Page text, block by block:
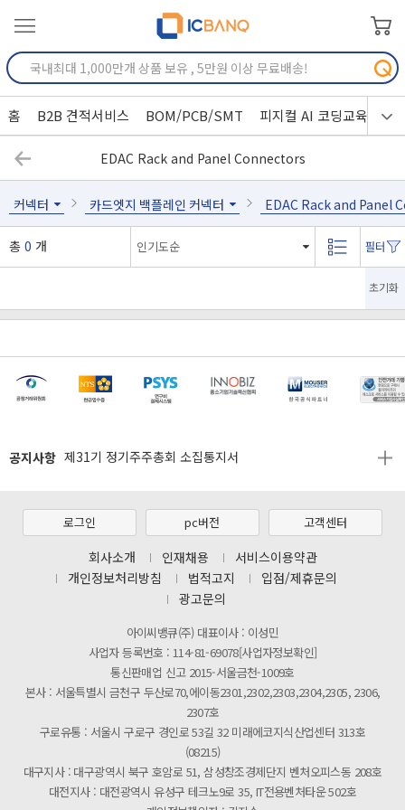
홈 B2B 견적서비스 BOM/PCB/SMT 피지컬 AI 코딩교육
EDAC Rack and Panel Connectors
커넥터 카드엣지 백플레인 커넥터 EDAC Rack and Panel
총 0 개
초기화
공지사항
[마일리지 적립 및 사용 정책 개편 안내]
제31기 정기주주총회 소집통지서
[2026년 8월 신용카드 무이자 행사 안내]
제31기 정기주주총회 소집통지서
[마일리지 적립 및 사용 정책 개편 안내]
로그인 pc버전 고객센터
회사소개 인재채용
서비스이용약관
개인정보처리방침
법적고지
입점/제휴문의
광고문의
아이씨뱅큐(주) 대표이사 : 이성민
사업자 등록번호 : 114-81-69078[사업자정보확인]
통신판매업 신고 2015-서울금천-1009호
본사 : 서울특별시 금천구 두산로70,에이동2301,2302,2303,2304,2305, 2306,
2307호
구로유통 : 서울시 구로구 경인로 53길 32 미래에코지식산업센터 313호
(08215)
대구지사 : 대구광역시 북구 호암로 51, 삼성창조경제단지 벤처오피스동 208호
대전지사 : 대전광역시 유성구 테크노9로 35, IT전용벤처타운 502호